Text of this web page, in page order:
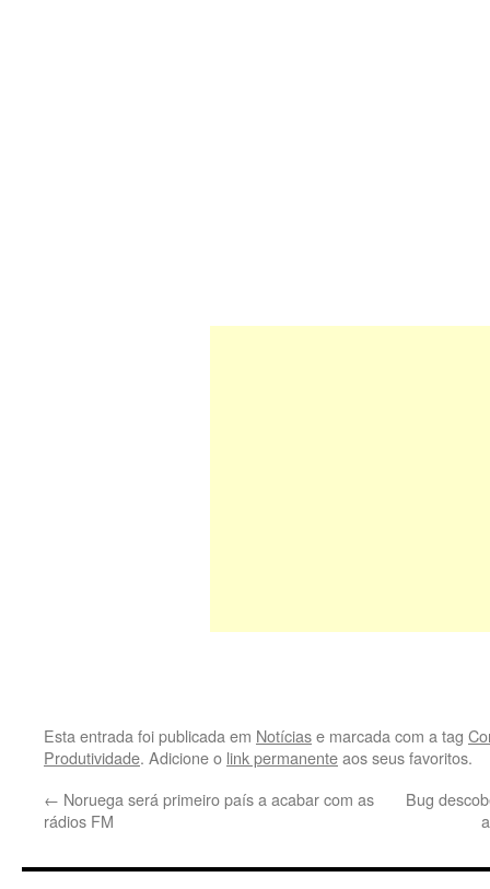
Esta entrada foi publicada em Notíciase marcada com a tag
Produtividade. Adicione o link permanenteaos seus favoritos.
← Noruega será primeiro país a acabar com as
rádios FM
Bug